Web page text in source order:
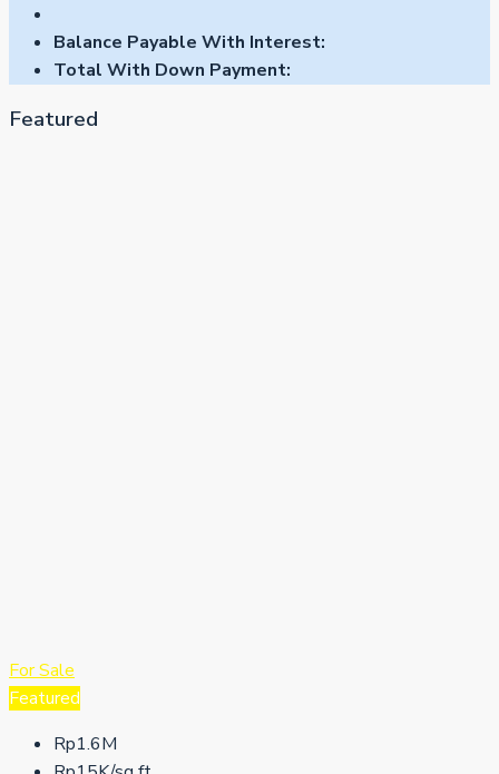
Balance Payable With Interest:
Total With Down Payment:
Featured
For Sale
Featured
Rp1.6M